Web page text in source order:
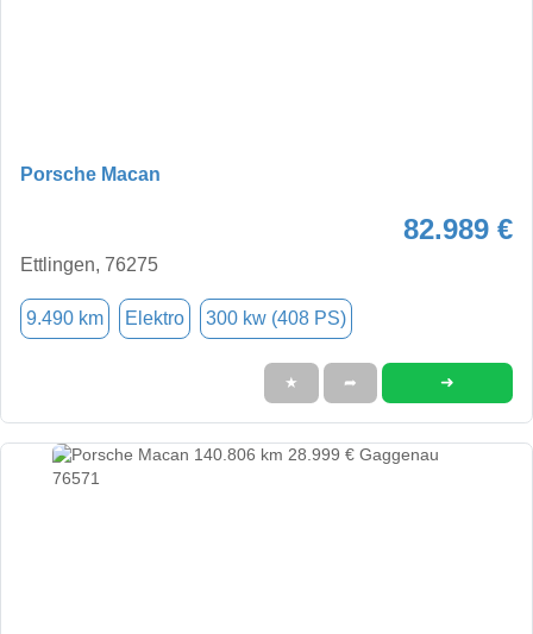
Porsche Macan
82.989 €
Ettlingen, 76275
9.490 km Elektro 300 kw (408 PS)
★ ➦ ➜